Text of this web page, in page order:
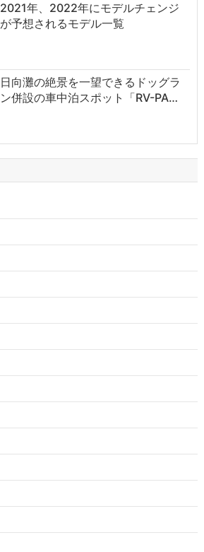
2021年、2022年にモデルチェンジ
が予想されるモデル一覧
日向灘の絶景を一望できるドッグラ
ン併設の車中泊スポット「RV-PA…